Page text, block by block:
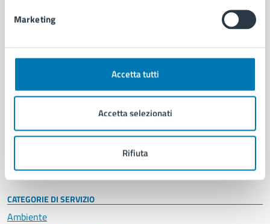
Marketing
Accetta tutti
Accetta selezionati
Rifiuta
AMMINISTRAZIONE
Organi di governo
Enti e fondazioni
Personale amministrativo
Intranet, posta aziendale e protocollo
CATEGORIE DI SERVIZIO
Ambiente